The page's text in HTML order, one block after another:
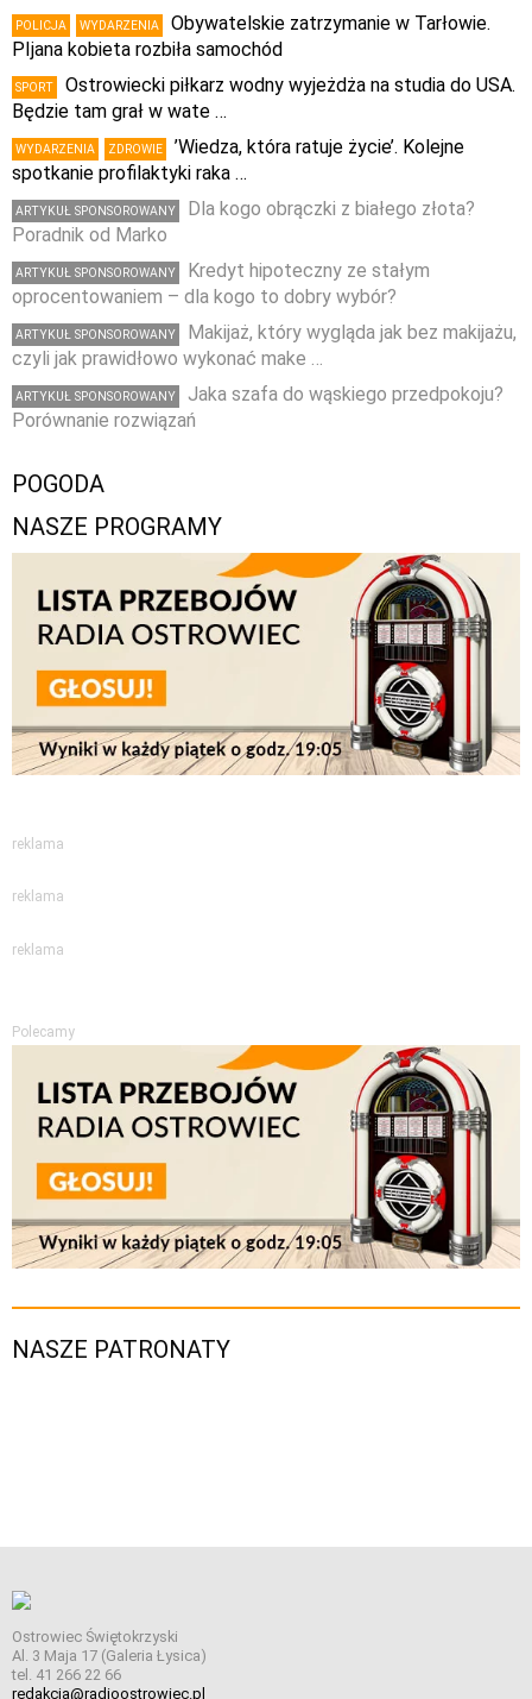
POLICJA WYDARZENIA
Obywatelskie zatrzymanie w Tarłowie.
PIjana kobieta rozbiła samochód
SPORT
Ostrowiecki piłkarz wodny wyjeżdża na studia do USA.
Będzie tam grał w wate …
WYDARZENIA ZDROWIE
’Wiedza, która ratuje życie’. Kolejne
spotkanie profilaktyki raka …
ARTYKUŁ SPONSOROWANY
Dla kogo obrączki z białego złota?
Poradnik od Marko
ARTYKUŁ SPONSOROWANY
Kredyt hipoteczny ze stałym
oprocentowaniem – dla kogo to dobry wybór?
ARTYKUŁ SPONSOROWANY
Makijaż, który wygląda jak bez makijażu,
czyli jak prawidłowo wykonać make …
ARTYKUŁ SPONSOROWANY
Jaka szafa do wąskiego przedpokoju?
Porównanie rozwiązań
POGODA
NASZE PROGRAMY
reklama
reklama
reklama
Polecamy
NASZE PATRONATY
Ostrowiec Świętokrzyski
Al. 3 Maja 17 (Galeria Łysica)
tel. 41 266 22 66
redakcja@radioostrowiec.pl